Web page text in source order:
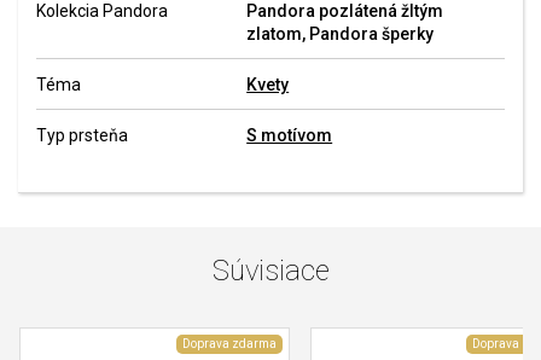
Kolekcia Pandora
Pandora pozlátená žltým
zlatom, Pandora šperky
Téma Kvety
Typ prsteňa S motívom
Súvisiace
Doprava zdarma Doprava